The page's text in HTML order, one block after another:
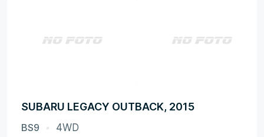
SUBARU LEGACY OUTBACK, 2015
BS9 4WD